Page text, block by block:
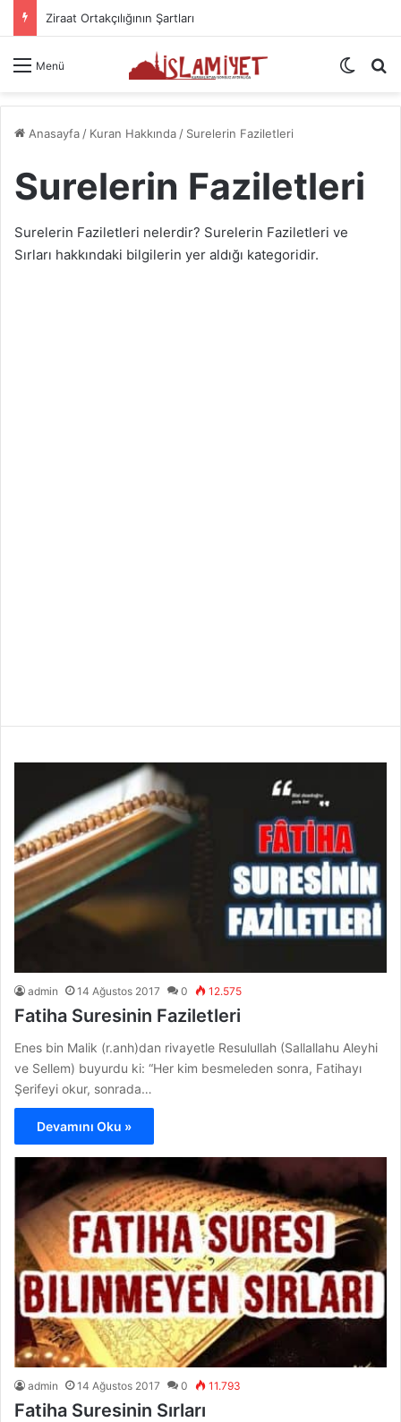
Dua Etmenin Usul Ve Âdabı
Menü Dış
Anasayfa/ Kuran Hakkında/ Surelerin Faziletleri
Surelerin Faziletleri
Surelerin Faziletleri nelerdir? Surelerin Faziletleri ve
Sırları hakkındaki bilgilerin yer aldığı kategoridir.
admin 14 Ağustos 2017 0 12.575
Fatiha Suresinin Faziletleri
Enes bin Malik (r.anh)dan rivayetle Resulullah (Sallallahu Aleyhi
ve Sellem) buyurdu ki: “Her kim besmeleden sonra, Fatihayı
Şerifeyi okur, sonrada…
Devamını Oku »
admin 14 Ağustos 2017 0 11.793
Fatiha Suresinin Sırları